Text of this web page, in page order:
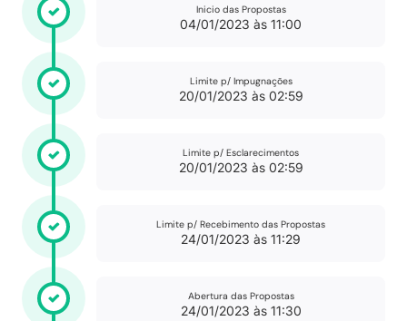
Inicio das Propostas
04/01/2023 às 11:00
Limite p/ Impugnações
20/01/2023 às 02:59
Limite p/ Esclarecimentos
20/01/2023 às 02:59
Limite p/ Recebimento das Propostas
24/01/2023 às 11:29
Abertura das Propostas
24/01/2023 às 11:30